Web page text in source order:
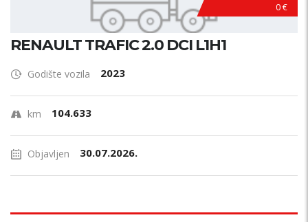
0 €
RENAULT TRAFIC 2.0 DCI L1H1
Godište vozila 2023
km 104.633
Objavljen 30.07.2026.